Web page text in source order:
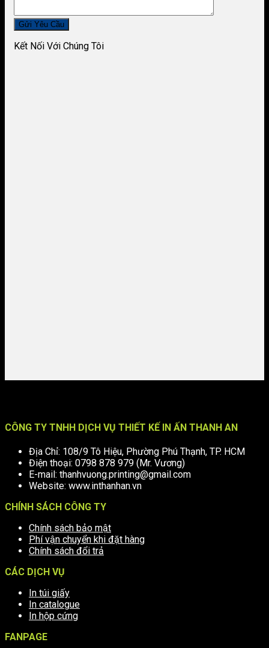
Kết Nối Với Chúng Tôi
CÔNG TY TNHH DỊCH VỤ THIẾT KẾ IN ẤN THANH AN
Địa Chỉ: 108/9 Tô Hiệu, Phường Phú Thạnh, TP. HCM
Điện thoại: 0798 878 979 (Mr. Vương)
E-mail: thanhvuong.printing@gmail.com
Website: www.inthanhan.vn
CHÍNH SÁCH CÔNG TY
Chính sách bảo mật
Phí vận chuyển khi đặt hàng
Chính sách đổi trả
CÁC DỊCH VỤ
In túi giấy
In catalogue
In hộp cứng
FANPAGE